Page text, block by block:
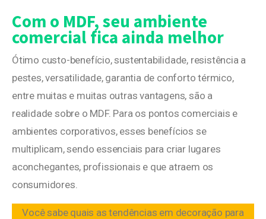
Com o MDF, seu ambiente
comercial fica ainda melhor
Ótimo custo-benefício, sustentabilidade, resistência a
pestes, versatilidade, garantia de conforto térmico,
entre muitas e muitas outras vantagens, são a
realidade sobre o MDF. Para os pontos comerciais e
ambientes corporativos, esses benefícios se
multiplicam, sendo essenciais para criar lugares
aconchegantes, profissionais e que atraem os
consumidores.
Você sabe quais as tendências em decoração para